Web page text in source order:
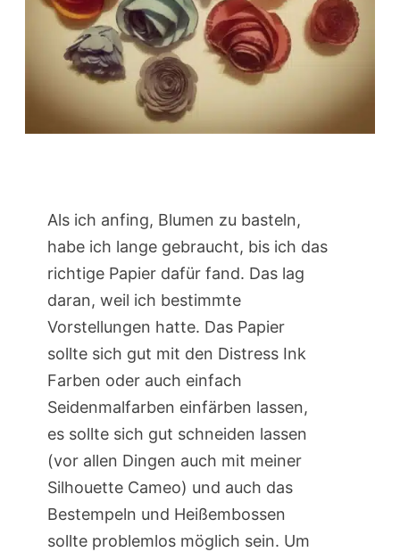
Als ich anfing, Blumen zu basteln,
habe ich lange gebraucht, bis ich das
richtige Papier dafür fand. Das lag
daran, weil ich bestimmte
Vorstellungen hatte. Das Papier
sollte sich gut mit den Distress Ink
Farben oder auch einfach
Seidenmalfarben einfärben lassen,
es sollte sich gut schneiden lassen
(vor allen Dingen auch mit meiner
Silhouette Cameo) und auch das
Bestempeln und Heißembossen
sollte problemlos möglich sein. Um